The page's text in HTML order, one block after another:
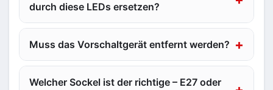
durch diese LEDs ersetzen?
Muss das Vorschaltgerät entfernt werden?
Welcher Sockel ist der richtige – E27 oder